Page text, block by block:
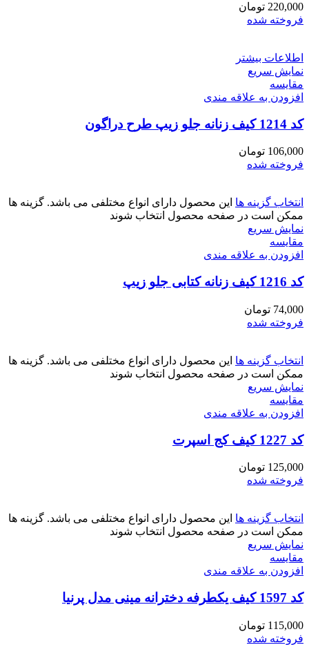
220,000 تومان
فروخته شده
اطلاعات بیشتر
نمایش سریع
مقايسه
افزودن به علاقه مندی
کد 1214 کیف زنانه جلو زیپ طرح دراگون
106,000 تومان
فروخته شده
انتخاب گزینه ها این محصول دارای انواع مختلفی می باشد. گزینه ها
ممکن است در صفحه محصول انتخاب شوند
نمایش سریع
مقايسه
افزودن به علاقه مندی
کد 1216 کیف زنانه کتابی جلو زیپ
74,000 تومان
فروخته شده
انتخاب گزینه ها این محصول دارای انواع مختلفی می باشد. گزینه ها
ممکن است در صفحه محصول انتخاب شوند
نمایش سریع
مقايسه
افزودن به علاقه مندی
کد 1227 کیف کج اسپرت
125,000 تومان
فروخته شده
انتخاب گزینه ها این محصول دارای انواع مختلفی می باشد. گزینه ها
ممکن است در صفحه محصول انتخاب شوند
نمایش سریع
مقايسه
افزودن به علاقه مندی
کد 1597 کیف یکطرفه دخترانه مینی مدل پرنیا
115,000 تومان
فروخته شده